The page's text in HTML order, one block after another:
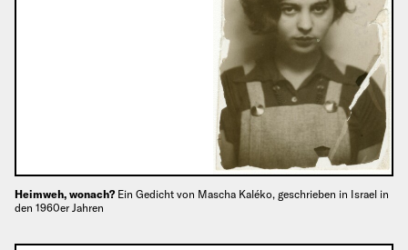
Heimweh, wonach? Ein Gedicht von Mascha Kaléko, geschrieben in Israel in
den 1960er Jahren